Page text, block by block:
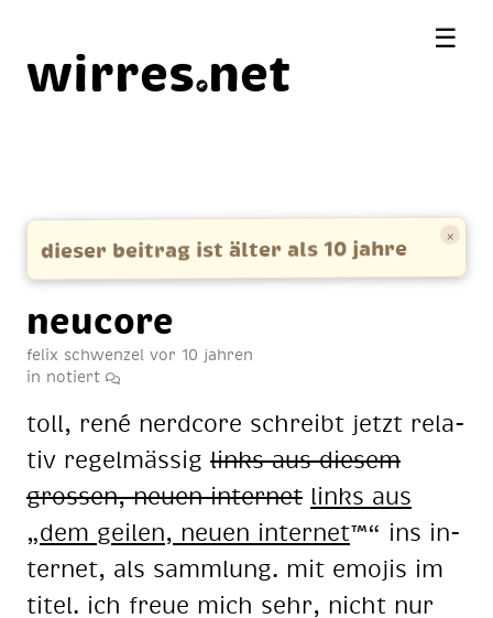
wirres net
×
dieser beitrag ist älter als 10 jahre
neu­co­re
felix schwenzel vor 10 jahren
in notiert
toll, rené nerd­core schreibt jetzt re­la­
tiv re­gel­mäs­sig links aus die­sem
gros­sen, neu­en in­ter­net links aus
„dem gei­len, neu­en in­ter­net™“ ins in­
ter­net, als samm­lung. mit emo­jis im
ti­tel. ich freue mich sehr, nicht nur
☰